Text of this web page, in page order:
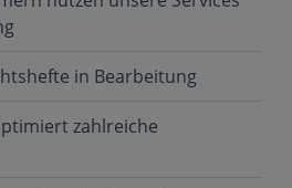
in Bearbeitung
zahlreiche